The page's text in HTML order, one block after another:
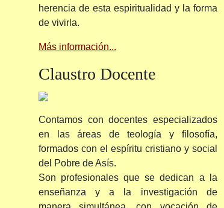
herencia de esta espiritualidad y la forma
de vivirla.
Más información...
Claustro Docente
Contamos con docentes especializados
en las áreas de teología y filosofía,
formados con el espíritu cristiano y social
del Pobre de Asís.
Son profesionales que se dedican a la
enseñanza y a la investigación de